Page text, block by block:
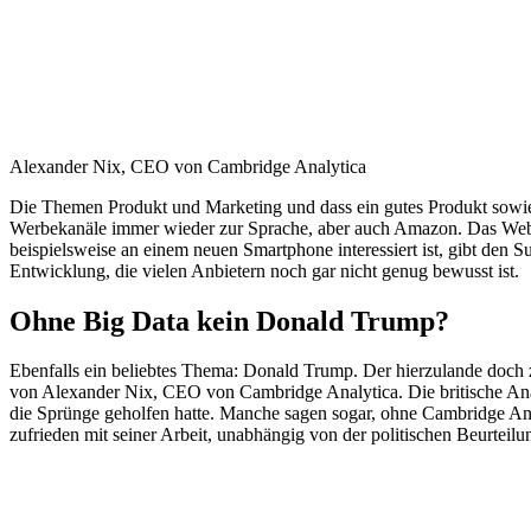
Alexander Nix, CEO von Cambridge Analytica
Die Themen Produkt und Marketing und dass ein gutes Produkt
Werbekanäle immer wieder zur Sprache, aber auch Amazon. Das
beispielsweise an einem neuen Smartphone interessiert ist, gibt
Entwicklung, die vielen Anbietern noch gar nicht genug bewusst ist.
Ohne Big Data kein Donald Trump?
Ebenfalls ein beliebtes Thema: Donald Trump. Der hierzulande
von Alexander Nix, CEO von Cambridge Analytica. Die britische
die Sprünge geholfen hatte. Manche sagen sogar, ohne Cambridge
zufrieden mit seiner Arbeit, unabhängig von der politischen